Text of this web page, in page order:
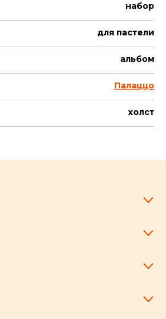
набор
для пастели
альбом
Палаццо
холст